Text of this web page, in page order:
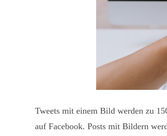
Tweets mit einem Bild werden zu
auf Facebook. Posts mit Bildern